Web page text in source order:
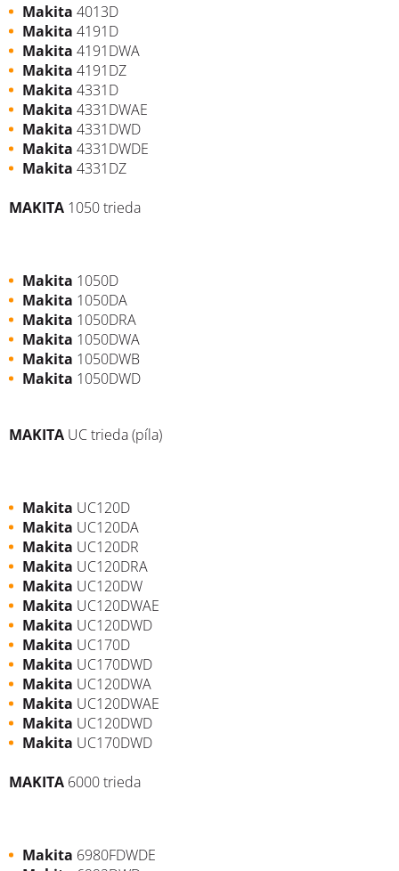
Makita 4013D
Makita 4191D
Makita 4191DWA
Makita 4191DZ
Makita 4331D
Makita 4331DWAE
Makita 4331DWD
Makita 4331DWDE
Makita 4331DZ
MAKITA 1050 trieda
Makita 1050D
Makita 1050DA
Makita 1050DRA
Makita 1050DWA
Makita 1050DWB
Makita 1050DWD
MAKITA UC trieda (píla)
Makita UC120D
Makita UC120DA
Makita UC120DR
Makita UC120DRA
Makita UC120DW
Makita UC120DWAE
Makita UC120DWD
Makita UC170D
Makita UC170DWD
Makita UC120DWA
Makita UC120DWAE
Makita UC120DWD
Makita UC170DWD
MAKITA 6000 trieda
Makita 6980FDWDE